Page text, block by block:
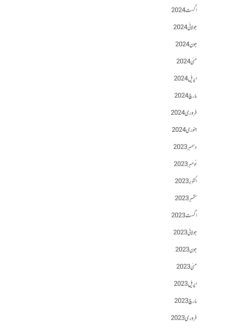
اگست 2024
جولائی 2024
جون 2024
مئی 2024
اپریل 2024
مارچ 2024
فروری 2024
جنوری 2024
دسمبر 2023
نومبر 2023
اکتوبر 2023
ستمبر 2023
اگست 2023
جولائی 2023
جون 2023
مئی 2023
اپریل 2023
مارچ 2023
فروری 2023